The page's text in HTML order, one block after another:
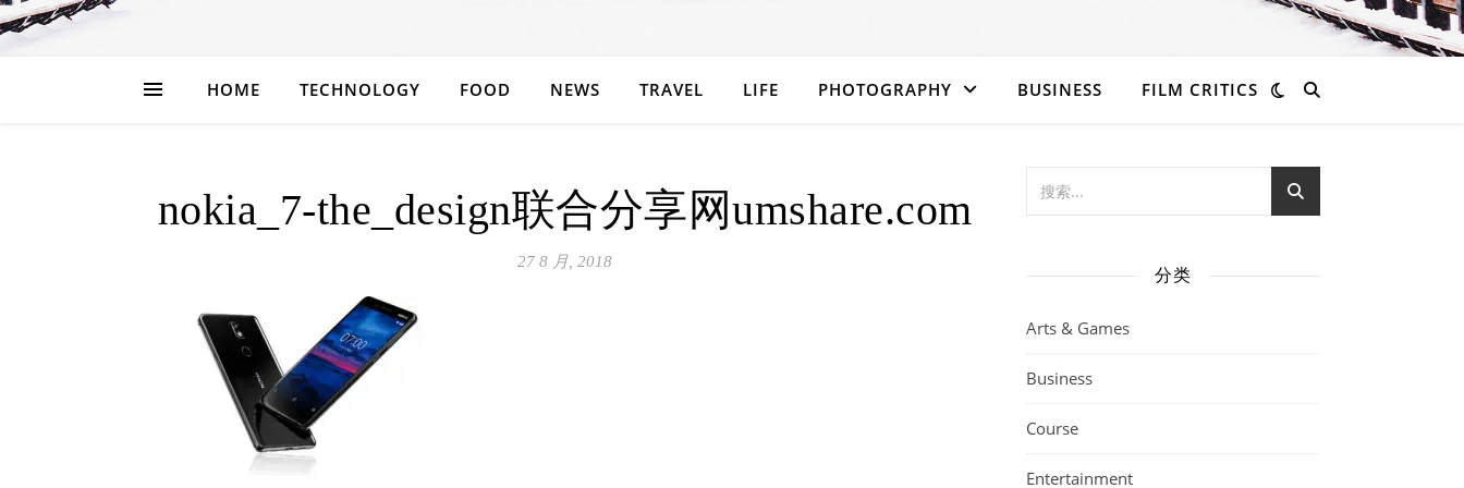
HOME TECHNOLOGY FOOD NEWS TRAVEL LIFE PHOTOGRAPHY BUSINESS FILM CRITICS
nokia_7-the_design联合分享网umshare.com
27 8 月, 2018
分类
Arts & Games
Business
Course
Entertainment